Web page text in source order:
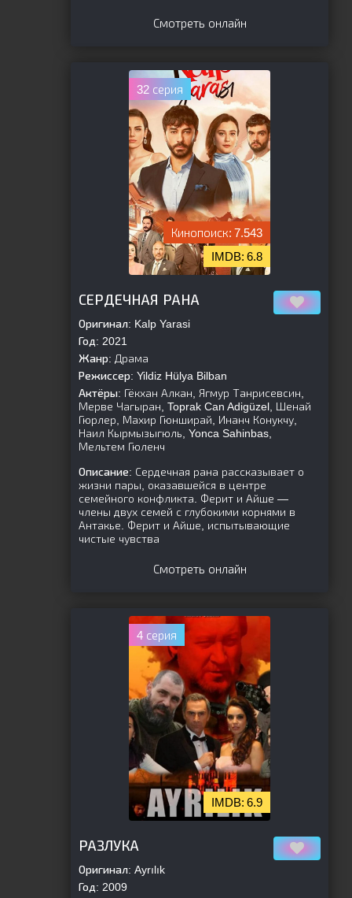
Смотреть онлайн
32 серия
7.543
6.8
СЕРДЕЧНАЯ РАНА
Оригинал: Kalp Yarasi
Год: 2021
Жанр: Драма
Режиссер: Yildiz Hülya Bilban
Актёры: Гёкхан Алкан, Ягмур Танрисевсин,
Мерве Чагыран, Toprak Can Adigüzel, Шенай
Гюрлер, Махир Гюнширай, Инанч Конукчу,
Наил Кырмызыгюль, Yonca Sahinbas,
Мельтем Гюленч
Описание: Сердечная рана рассказывает о
жизни пары, оказавшейся в центре
семейного конфликта. Ферит и Айше —
члены двух семей с глубокими корнями в
Антакье. Ферит и Айше, испытывающие
чистые чувства
Смотреть онлайн
4 серия
6.9
РАЗЛУКА
Оригинал: Ayrılık
Год: 2009